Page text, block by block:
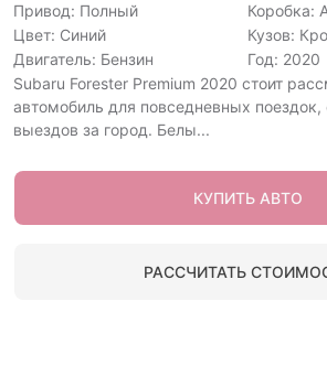
Привод: Полный
Коробка:
Цвет: Синий
Кузов:
Двигатель: Бензин
Год: 2020
Subaru Forester Premium 2020 стоит
автомобиль для повседневных
выездов за город. Белы...
КУПИТЬ АВТО
РАССЧИТАТЬ